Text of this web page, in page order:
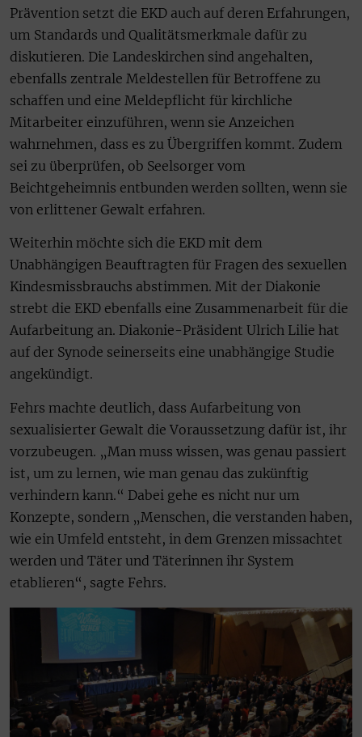
Prävention setzt die EKD auch auf deren Erfahrungen,
um Standards und Qualitätsmerkmale dafür zu
diskutieren. Die Landeskirchen sind angehalten,
ebenfalls zentrale Meldestellen für Betroffene zu
schaffen und eine Meldepflicht für kirchliche
Mitarbeiter einzuführen, wenn sie Anzeichen
wahrnehmen, dass es zu Übergriffen kommt. Zudem
sei zu überprüfen, ob Seelsorger vom
Beichtgeheimnis entbunden werden sollten, wenn sie
von erlittener Gewalt erfahren.
Weiterhin möchte sich die EKD mit dem
Unabhängigen Beauftragten für Fragen des sexuellen
Kindesmissbrauchs abstimmen. Mit der Diakonie
strebt die EKD ebenfalls eine Zusammenarbeit für die
Aufarbeitung an. Diakonie-Präsident Ulrich Lilie hat
auf der Synode seinerseits eine unabhängige Studie
angekündigt.
Fehrs machte deutlich, dass Aufarbeitung von
sexualisierter Gewalt die Voraussetzung dafür ist, ihr
vorzubeugen. „Man muss wissen, was genau passiert
ist, um zu lernen, wie man genau das zukünftig
verhindern kann.“ Dabei gehe es nicht nur um
Konzepte, sondern „Menschen, die verstanden haben,
wie ein Umfeld entsteht, in dem Grenzen missachtet
werden und Täter und Täterinnen ihr System
etablieren“, sagte Fehrs.